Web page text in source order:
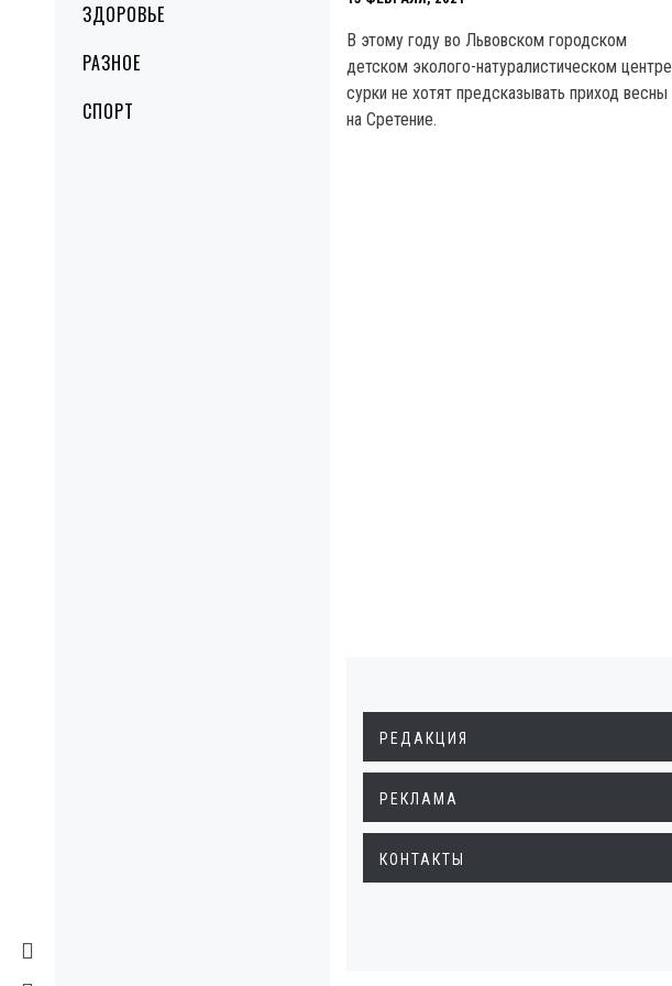
ЗДОРОВЬЕ
РАЗНОЕ
СПОРТ
В этому году во Львовском городском
детском эколого-натуралистическом центре
сурки не хотят предсказывать приход весны
на Сретение.
РЕДАКЦИЯ
РЕКЛАМА
КОНТАКТЫ